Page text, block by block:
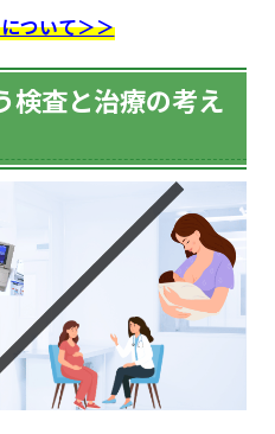
ついて＞＞
検査と治療の考え